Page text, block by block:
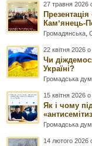
27 травня 2026
Презентація
Камʼянець-
Громадянська,
22 квітня 2026
Чи
Україні?
Громадська
15 квітня 2026
Як і чому
Громадська
14 лютого 2026